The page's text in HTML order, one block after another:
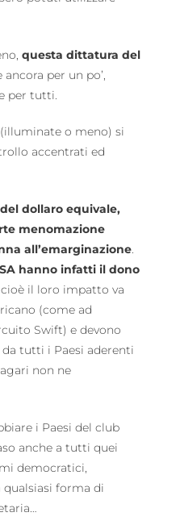
questa dittatura del
per un po’,
per tutti.
o meno) si
accentrati ed
dollaro equivale,
menomazione
all’emarginazione
hanno infatti il dono
, cioè il loro impatto va
(come ad
Swift) e devono
tutti i Paesi aderenti
non ne
i Paesi del club
anche a tutti quei
democratici,
qualsiasi forma di